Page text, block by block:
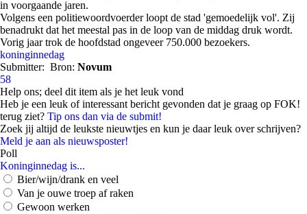
in voorgaande jaren.
Volgens een politiewoordvoerder loopt de stad 'gemoedelijk vol'. Zij
benadrukt dat het meestal pas in de loop van de middag druk wordt.
Vorig jaar trok de hoofdstad ongeveer 750.000 bezoekers.
koninginnedag
Submitter: Bron: Novum
58
Help ons; deel dit item als je het leuk vond
Heb je een leuk of interessant bericht gevonden dat je graag op FOK!
terug ziet? Tip ons dan via de submit!
Zoek jij altijd de leukste nieuwtjes en kun je daar leuk over schrijven?
Meld je aan als nieuwsposter!
Poll
Koninginnedag is...
Bier/wijn/drank en veel
Van je ouwe troep af raken
Gewoon werken